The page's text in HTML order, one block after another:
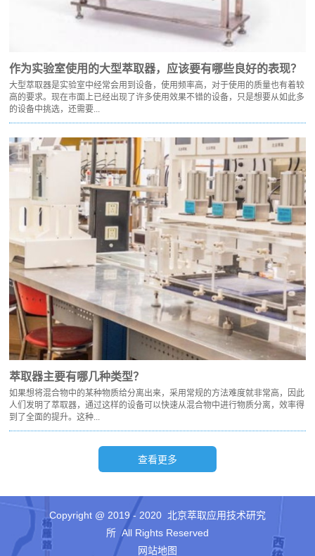
作为实验室使用的大型萃取器，应该要有哪些良好的表现？
大型萃取器是实验室中经常会用到设备，使用频率高，对于使用的质量也有着较
高的要求。现在市面上已经出现了许多使用效果不错的设备，只是想要从如此多
的设备中挑选，还需要...
萃取器主要有哪几种类型？
如果想将混合物中的某种物质给分离出来，采用常规的方法难度就非常高，因此
人们发明了萃取器，通过这样的设备可以快速从混合物中进行物质分离，效率得
到了全面的提升。这种...
Copyright @ 2019 - 2020 北京萃取应用技术研究
所 All Rights Reserved
网站地图